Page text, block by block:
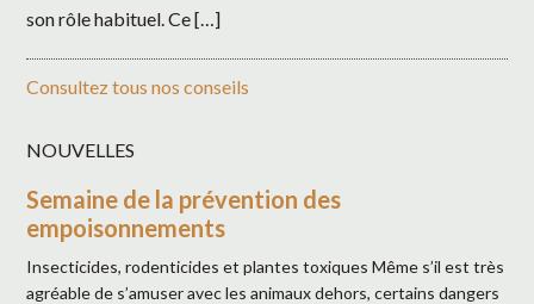
son rôle habituel. Ce […]
Consultez tous nos conseils
NOUVELLES
Semaine de la prévention des
empoisonnements
Insecticides, rodenticides et plantes toxiques Même s’il est très
agréable de s’amuser avec les animaux dehors, certains dangers